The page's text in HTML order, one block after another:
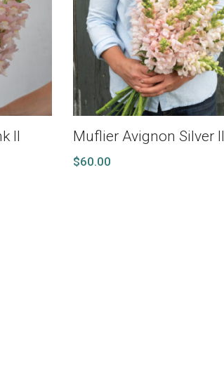
II Muflier Avignon Silver II
$60.00